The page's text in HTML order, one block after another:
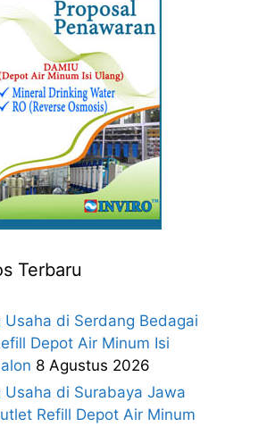
Terbaru
Usaha di Serdang Bedagai
Depot Air Minum Isi
8 Agustus 2026
Usaha di Surabaya Jawa
Refill Depot Air Minum